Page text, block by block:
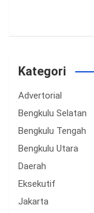
Kategori
Advertorial
Bengkulu Selatan
Bengkulu Tengah
Bengkulu Utara
Daerah
Eksekutif
Jakarta